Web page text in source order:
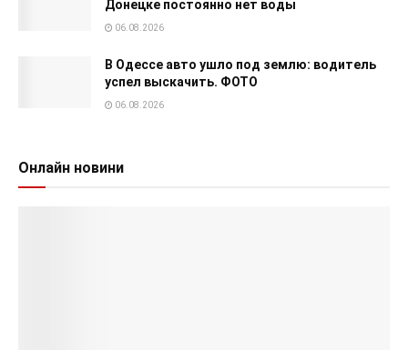
Донецке постоянно нет воды
06.08.2026
В Одессе авто ушло под землю: водитель
успел выскачить. ФОТО
06.08.2026
Онлайн новини